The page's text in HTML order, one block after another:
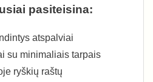
pasiteisina:
atspalviai
su minimaliais tarpais
ryškių raštų